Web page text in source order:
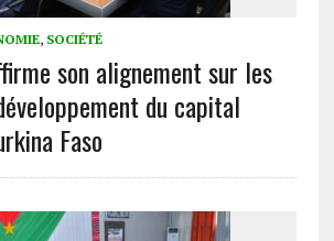
, SOCIÉTÉ
son alignement sur les
du capital
Faso